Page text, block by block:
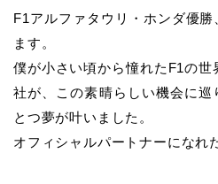
F1アルファタウリ・ホンダ優
ます。
僕が小さい頃から憧れたF1の
社が、この素晴らしい機会に
とつ夢が叶いました。
オフィシャルパートナーになれ